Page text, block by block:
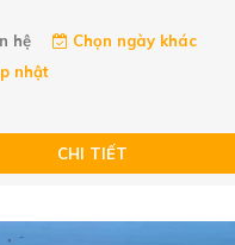
hệ
Chọn ngày khác
nhật
CHI TIẾT